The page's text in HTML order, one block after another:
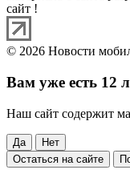
сайт !
© 2026 Новости
Вам уже есть 12
Наш сайт содержит
Да
Нет
Остаться на сайте